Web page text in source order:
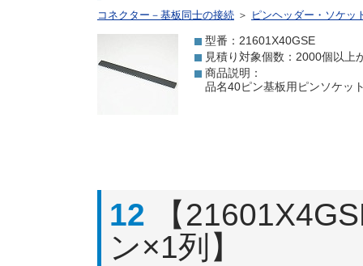
コネクター－基板同士の接続 ＞ ピンヘッダー・ソケッ
型番：21601X40GSE
見積り対象個数：2000個以上
商品説明：
品名40ピン基板用ピンソケッ
12
【
ン×1列】